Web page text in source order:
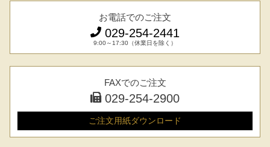
お電話でのご注文
029-254-2441
9:00～17:30（休業日を除く）
FAXでのご注文
029-254-2900
ご注文用紙ダウンロード